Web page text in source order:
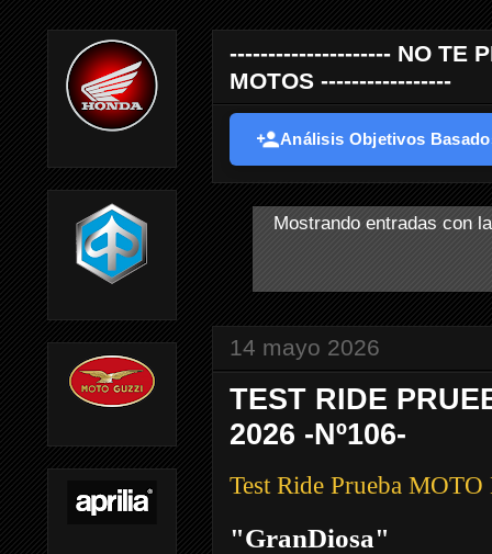
--------------------- NO TE
MOTOS -----------------
Análisis Objetivos
Mostrando entradas con
14 mayo 2026
TEST RIDE
2026 -Nº106-
Test Ride Prueba
"GranDiosa"